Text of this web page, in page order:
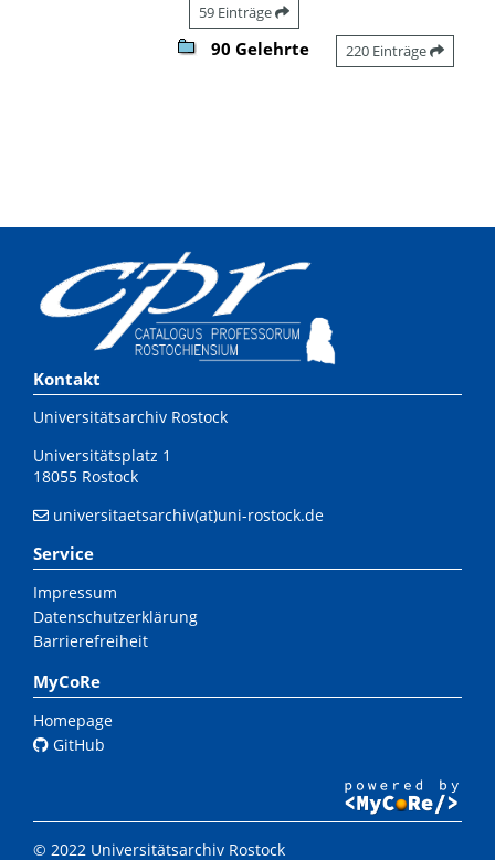
59 Einträge
90 Gelehrte 220 Einträge
Kontakt
Universitätsarchiv Rostock
Universitätsplatz 1
18055 Rostock
universitaetsarchiv(at)uni-rostock.de
Service
Impressum
Datenschutzerklärung
Barrierefreiheit
MyCoRe
Homepage
GitHub
© 2022 Universitätsarchiv Rostock